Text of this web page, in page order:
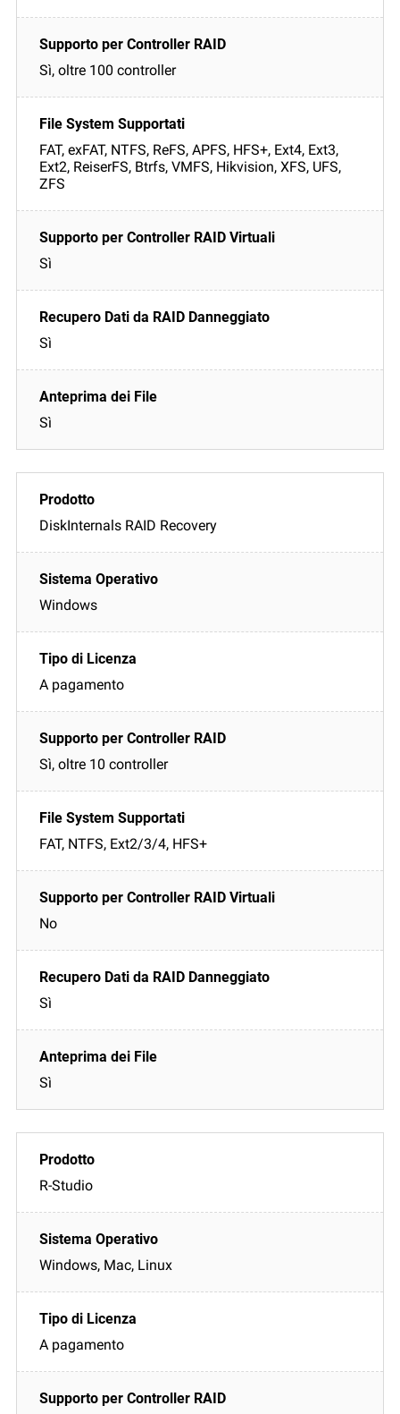
Sì, oltre 100 controller
FAT, exFAT, NTFS, ReFS, APFS, HFS+, Ext4, Ext3,
Ext2, ReiserFS, Btrfs, VMFS, Hikvision, XFS, UFS,
ZFS
Sì
Sì
Sì
DiskInternals RAID Recovery
Windows
A pagamento
Sì, oltre 10 controller
FAT, NTFS, Ext2/3/4, HFS+
No
Sì
Sì
R-Studio
Windows, Mac, Linux
A pagamento